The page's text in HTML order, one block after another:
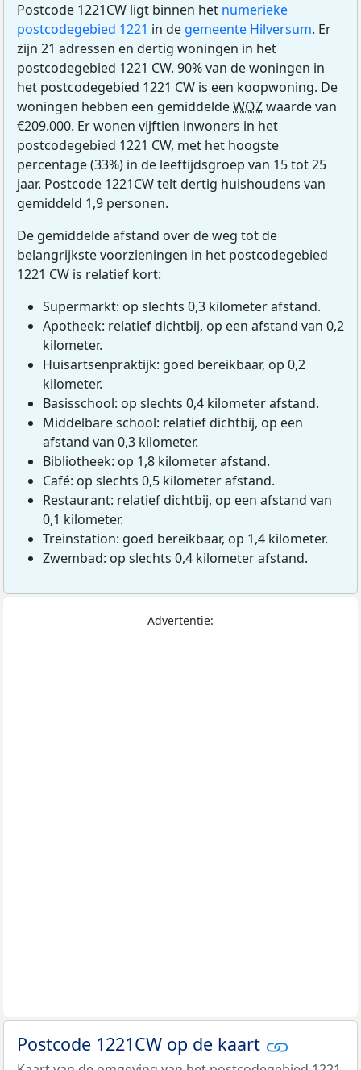
Postcode 1221CW ligt binnen het numerieke
postcodegebied 1221 in de gemeente Hilversum. Er
zijn 21 adressen en dertig woningen in het
postcodegebied 1221 CW. 90% van de woningen in
het postcodegebied 1221 CW is een koopwoning. De
woningen hebben een gemiddeldeWOZwaarde van
€209.000. Er wonen vijftien inwoners in het
postcodegebied 1221 CW, met het hoogste
percentage (33%) in de leeftijdsgroep van 15 tot 25
jaar. Postcode 1221CW telt dertig huishoudens van
gemiddeld 1,9 personen.
De gemiddelde afstand over de weg tot de
belangrijkste voorzieningen in het postcodegebied
1221 CW is relatief kort:
Supermarkt: op slechts 0,3 kilometer afstand.
Apotheek: relatief dichtbij, op een afstand van 0,2
kilometer.
Huisartsenpraktijk: goed bereikbaar, op 0,2
kilometer.
Basisschool: op slechts 0,4 kilometer afstand.
Middelbare school: relatief dichtbij, op een
afstand van 0,3 kilometer.
Bibliotheek: op 1,8 kilometer afstand.
Café: op slechts 0,5 kilometer afstand.
Restaurant: relatief dichtbij, op een afstand van
0,1 kilometer.
Treinstation: goed bereikbaar, op 1,4 kilometer.
Zwembad: op slechts 0,4 kilometer afstand.
Advertentie:
Postcode 1221CW op de kaart